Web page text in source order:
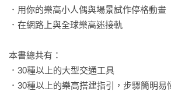
．用你的樂高小人偶與場景試作停格動畫
．在網路上與全球樂高迷接軌
本書總共有：
．30種以上的大型交通工具
．30種以上的樂高搭建指引，步驟簡明易